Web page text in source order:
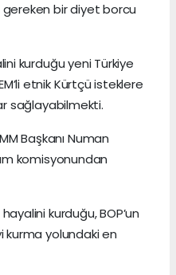
bir diyet borcu
kurduğu yeni Türkiye
etnik Kürtçü isteklere
sağlayabilmekti.
Başkanı Numan
komisyonundan
kurduğu, BOP’un
kurma yolundaki en